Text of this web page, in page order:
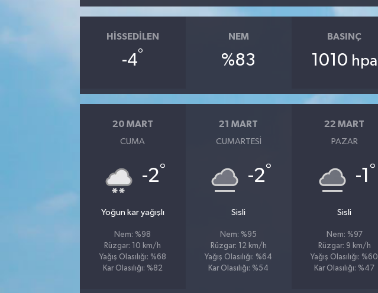
HISSEDILEN
-4°
NEM
%83
BASINÇ
1010 hpa
20 MART
CUMA
-2°
Yoğun kar yağışlı
Nem: %98
Rüzgar: 10 km/h
Yağış Olasılığı: %68
Kar Olasılığı: %82
21 MART
CUMARTESI
-2°
Sisli
Nem: %95
Rüzgar: 12 km/h
Yağış Olasılığı: %64
Kar Olasılığı: %54
22 MART
PAZAR
-1 °
Sisli
Nem: %97
Rüzgar: 9 km/h
Yağış Olasılığı: %60
Kar Olasılığı: %47